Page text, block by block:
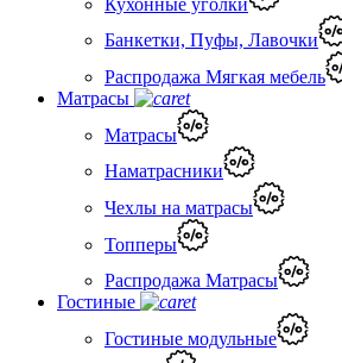
Банкетки, Пуфы, Лавочки
Распродажа Мягкая мебель
Матрасы
Матрасы
Наматрасники
Чехлы на матрасы
Топперы
Распродажа Матрасы
Гостиные
Гостиные модульные